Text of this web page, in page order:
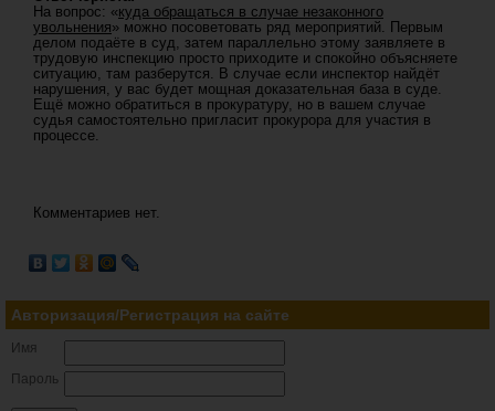
На вопрос: «куда обращаться в случае незаконного
увольнения» можно посоветовать ряд мероприятий. Первым
делом подаёте в суд, затем параллельно этому заявляете в
трудовую инспекцию просто приходите и спокойно объясняете
ситуацию, там разберутся. В случае если инспектор найдёт
нарушения, у вас будет мощная доказательная база в суде.
Ещё можно обратиться в прокуратуру, но в вашем случае
судья самостоятельно пригласит прокурора для участия в
процессе.
Комментариев нет.
Авторизация/Регистрация на сайте
Имя
Пароль